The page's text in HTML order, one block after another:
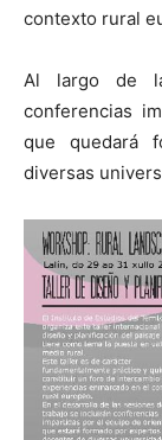
contexto rural
Al largo de
conferencias
que quedará
diversas